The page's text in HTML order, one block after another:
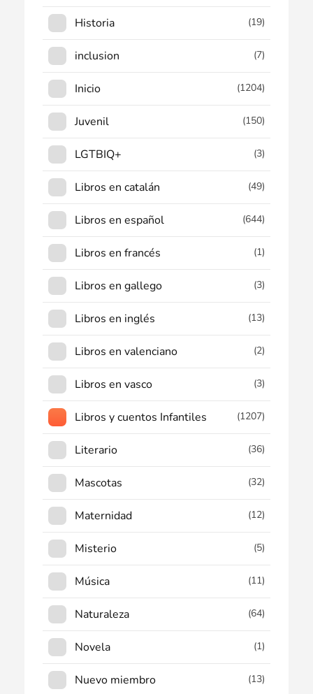
Historia (19)
inclusion (7)
Inicio (1204)
Juvenil (150)
LGTBIQ+ (3)
Libros en catalán (49)
Libros en español (644)
Libros en francés (1)
Libros en gallego (3)
Libros en inglés (13)
Libros en valenciano (2)
Libros en vasco (3)
Libros y cuentos Infantiles (1207)
Literario (36)
Mascotas (32)
Maternidad (12)
Misterio (5)
Música (11)
Naturaleza (64)
Novela (1)
Nuevo miembro (13)